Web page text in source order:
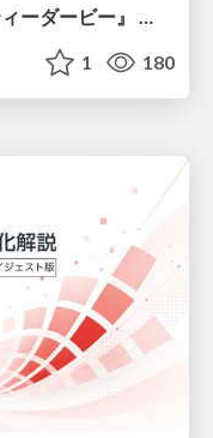
【CEDEC2026】『ウマ娘 プリティーダービー』 英語版のキャラクターの方言や口調をローカライズするための創造的アプローチ
1 180